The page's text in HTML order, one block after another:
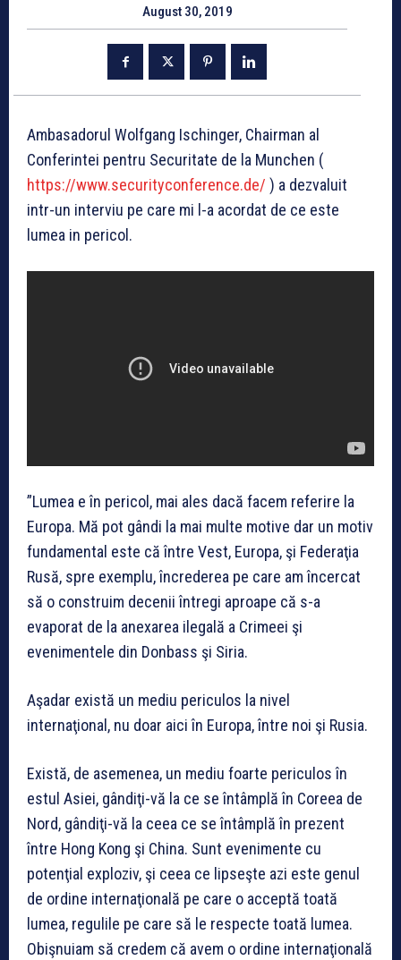
August 30, 2019
Ambasadorul Wolfgang Ischinger, Chairman al
Conferintei pentru Securitate de la Munchen (
https://www.securityconference.de/ ) a dezvaluit
intr-un interviu pe care mi l-a acordat de ce este
lumea in pericol.
”Lumea e în pericol, mai ales dacă facem referire la
Europa. Mă pot gândi la mai multe motive dar un motiv
fundamental este că între Vest, Europa, şi Federaţia
Rusă, spre exemplu, încrederea pe care am încercat
să o construim decenii întregi aproape că s-a
evaporat de la anexarea ilegală a Crimeei şi
evenimentele din Donbass şi Siria.
Aşadar există un mediu periculos la nivel
internaţional, nu doar aici în Europa, între noi şi Rusia.
Există, de asemenea, un mediu foarte periculos în
estul Asiei, gândiţi-vă la ce se întâmplă în Coreea de
Nord, gândiţi-vă la ceea ce se întâmplă în prezent
între Hong Kong şi China. Sunt evenimente cu
potenţial exploziv, şi ceea ce lipseşte azi este genul
de ordine internaţională pe care o acceptă toată
lumea, regulile pe care să le respecte toată lumea.
Obişnuiam să credem că avem o ordine internaţională